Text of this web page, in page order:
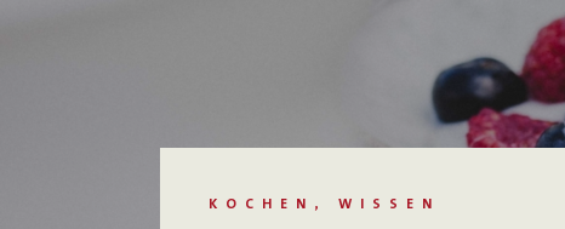
KOCHEN, WISSEN